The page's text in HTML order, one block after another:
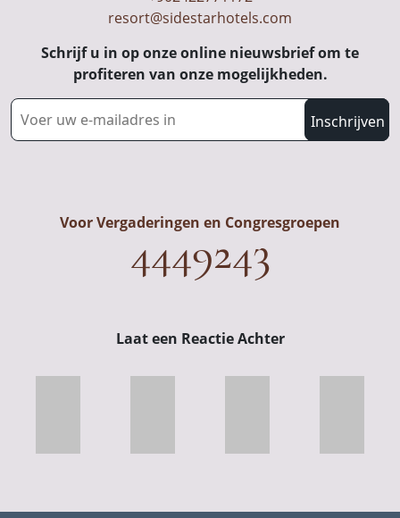
resort@sidestarhotels.com
Schrijf u in op onze online nieuwsbrief om te
profiteren van onze mogelijkheden.
Voor Vergaderingen en Congresgroepen
4449243
Laat een Reactie Achter